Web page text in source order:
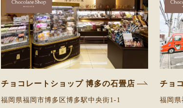
チョコレートショップ 博多の石畳店
福岡県福岡市博多区博多駅中央街1-1
チョ
福岡